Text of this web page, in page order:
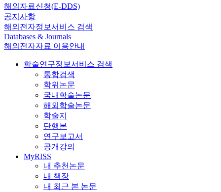
해외자료신청(E-DDS)
공지사항
해외전자정보서비스 검색
Databases & Journals
해외전자자료 이용안내
학술연구정보서비스 검색
통합검색
학위논문
국내학술논문
해외학술논문
학술지
단행본
연구보고서
공개강의
MyRISS
내 추천논문
내 책장
내 최근 본 논문